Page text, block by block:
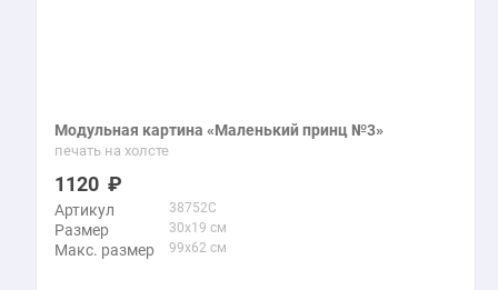
Модульная картина «Маленький принц №3»
печать на холсте
1120
Артикул 38752C
Размер 30x19 см
Макс. размер 99x62 см